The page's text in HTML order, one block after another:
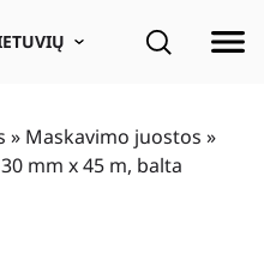
» Maskavimo juostos »
mm x 45 m, balta